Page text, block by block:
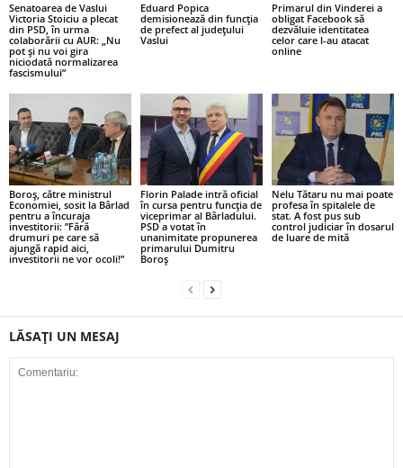
Senatoarea de Vaslui
Victoria Stoiciu a plecat
din PSD, în urma
colaborării cu AUR: „Nu
pot și nu voi gira
niciodată normalizarea
fascismului”
Eduard Popica
demisionează din funcția
de prefect al județului
Vaslui
Primarul din Vinderei a
obligat Facebook să
dezvăluie identitatea
celor care l-au atacat
online
Boroș, către ministrul
Economiei, sosit la Bârlad
pentru a încuraja
investitorii: ”Fără
drumuri pe care să
ajungă rapid aici,
investitorii ne vor ocoli!”
Florin Palade intră oficial
în cursa pentru funcția de
viceprimar al Bârladului.
PSD a votat în
unanimitate propunerea
primarului Dumitru
Boroș
Nelu Tătaru nu mai poate
profesa în spitalele de
stat. A fost pus sub
control judiciar în dosarul
de luare de mită
LĂSAȚI UN MESAJ